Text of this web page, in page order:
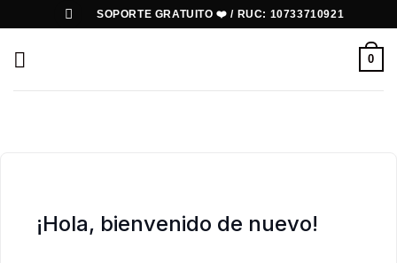
al
contenido
SOPORTE GRATUITO ❤️ / RUC: 10733710921
0
¡Hola, bienvenido de nuevo!